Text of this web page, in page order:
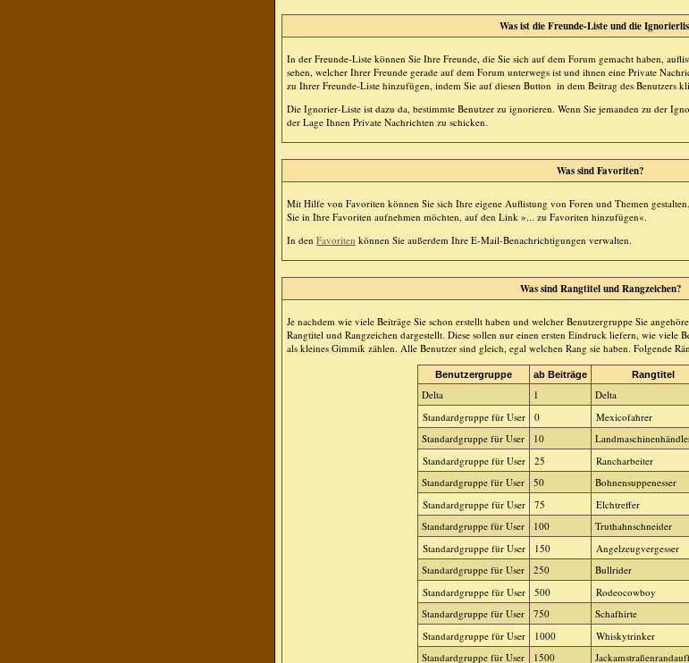
Was ist die Freunde-Liste und die
In der Freunde-Liste können Sie Ihre Freunde, die Sie sich auf dem Forum gemacht haben,
sehen, welcher Ihrer Freunde gerade auf dem Forum unterwegs ist und ihnen eine Private
zu Ihrer Freunde-Liste hinzufügen, indem Sie auf diesen Button in dem Beitrag des Benutzers
Die Ignorier-Liste ist dazu da, bestimmte Benutzer zu ignorieren. Wenn Sie jemanden zu der
der Lage Ihnen Private Nachrichten zu schicken.
Was sind Favoriten?
Mit Hilfe von Favoriten können Sie sich Ihre eigene Auflistung von Foren und Themen
Sie in Ihre Favoriten aufnehmen möchten, auf den Link »... zu Favoriten hinzufügen«.
In den Favoriten können Sie außerdem Ihre E-Mail-Benachrichtigungen verwalten.
Was sind Rangtitel und Rangzeichen?
Je nachdem wie viele Beiträge Sie schon erstellt haben und welcher Benutzergruppe Sie
Rangtitel und Rangzeichen dargestellt. Diese sollen nur einen ersten Eindruck liefern, wie viele
als kleines Gimmik zählen. Alle Benutzer sind gleich, egal welchen Rang sie haben. Folgende
Benutzergruppe ab Beiträge Rangtitel
Delta 1
Delta
Standardgruppe für User
0
Mexicofahrer
Standardgruppe für User
10
Standardgruppe für User
25
Rancharbeiter
Standardgruppe für User
50
Bohnensuppenesser
Standardgruppe für User
75
Elchtreffer
Standardgruppe für User
100
Truthahnschneider
Standardgruppe für User
150
Angelzeugvergesser
Standardgruppe für User
250
Bullrider
Standardgruppe für User
500
Rodeocowboy
Standardgruppe für User
750
Schafhirte
Standardgruppe für User
1000
Whiskytrinker
Standardgruppe für User
1500